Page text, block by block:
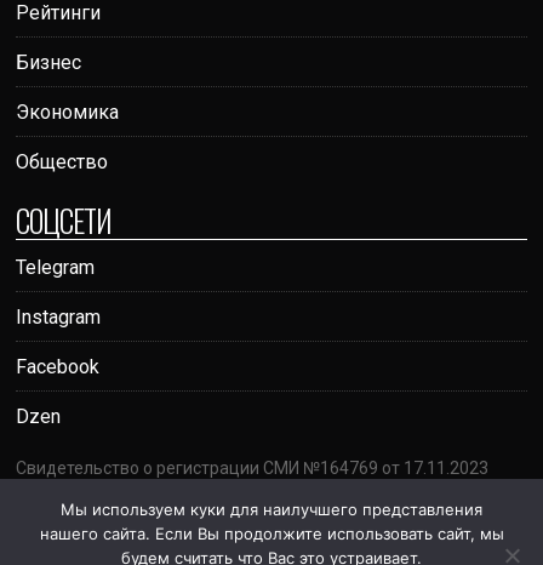
Рейтинги
Бизнес
Экономика
Общество
СОЦСЕТИ
Telegram
Instagram
Facebook
Dzen
Свидетельство о регистрации СМИ №164769 от 17.11.2023
Почта:votumrating@gmail.com
18+
Мы используем куки для наилучшего представления
нашего сайта. Если Вы продолжите использовать сайт, мы
будем считать что Вас это устраивает.